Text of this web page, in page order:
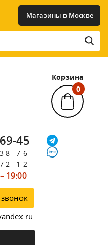
Магазины в Москве
45
76
12
19:00
Корзина
0